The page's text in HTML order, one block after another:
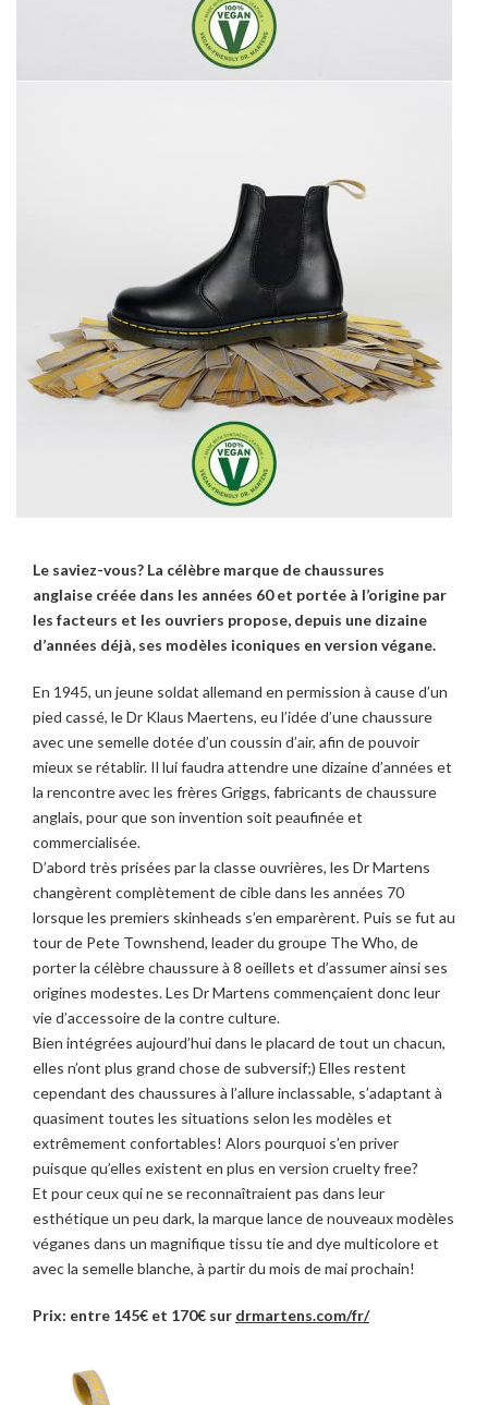
Le saviez-vous? La célèbre marque de chaussures
anglaise créée dans les années 60 et portée à l’origine par
les facteurs et les ouvriers propose, depuis une dizaine
d’années déjà, ses modèles iconiques en version végane.
En 1945, un jeune soldat allemand en permission à cause d’un
pied cassé, le Dr Klaus Maertens, eu l’idée d’une chaussure
avec une semelle dotée d’un coussin d’air, afin de pouvoir
mieux se rétablir. Il lui faudra attendre une dizaine d’années et
la rencontre avec les frères Griggs, fabricants de chaussure
anglais, pour que son invention soit peaufinée et
commercialisée.
D’abord très prisées par la classe ouvrières, les Dr Martens
changèrent complètement de cible dans les années 70
lorsque les premiers skinheads s’en emparèrent. Puis se fut au
tour de Pete Townshend, leader du groupe The Who, de
porter la célèbre chaussure à 8 oeillets et d’assumer ainsi ses
origines modestes. Les Dr Martens commençaient donc leur
vie d’accessoire de la contre culture.
Bien intégrées aujourd’hui dans le placard de tout un chacun,
elles n’ont plus grand chose de subversif;) Elles restent
cependant des chaussures à l’allure inclassable, s’adaptant à
quasiment toutes les situations selon les modèles et
extrêmement confortables! Alors pourquoi s’en priver
puisque qu’elles existent en plus en version cruelty free?
Et pour ceux qui ne se reconnaîtraient pas dans leur
esthétique un peu dark, la marque lance de nouveaux modèles
véganes dans un magnifique tissu tie and dye multicolore et
avec la semelle blanche, à partir du mois de mai prochain!
Prix: entre 145€ et 170€ sur drmartens.com/fr/